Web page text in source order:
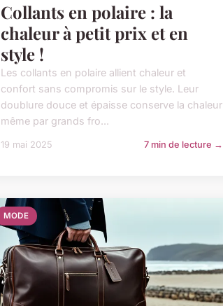
Collants en polaire : la
chaleur à petit prix et en
style !
Les collants en polaire allient chaleur et
confort sans compromis sur le style. Leur
doublure douce et épaisse conserve la chaleur
même par grands fro...
19 mai 2025 7 min de lecture →
MODE